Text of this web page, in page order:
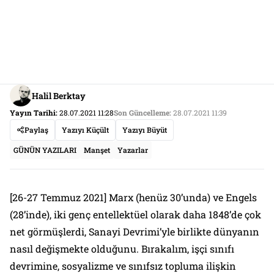
Halil Berktay
Yayın Tarihi:28.07.2021 11:28Son Güncelleme:28.07.2021 11:39
Paylaş
Yazıyı Küçült Yazıyı Büyüt
GÜNÜN YAZILARI Manşet Yazarlar
[26-27 Temmuz 2021] Marx (henüz 30’unda) ve Engels
(28’inde), iki genç entellektüel olarak daha 1848’de çok
net görmüşlerdi, Sanayi Devrimi’yle birlikte dünyanın
nasıl değişmekte olduğunu. Bırakalım, işçi sınıfı
devrimine, sosyalizme ve sınıfsız topluma ilişkin